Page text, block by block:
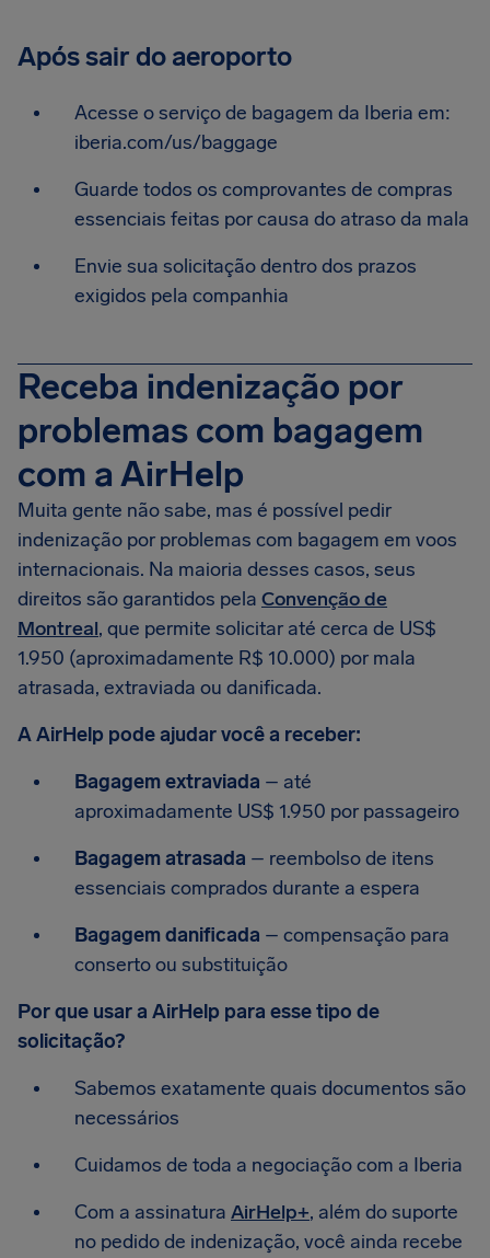
Após sair do aeroporto
Acesse o serviço de bagagem da Iberia em:
iberia.com/us/baggage
Guarde todos os comprovantes de compras
essenciais feitas por causa do atraso da mala
Envie sua solicitação dentro dos prazos
exigidos pela companhia
Receba indenização por
problemas com bagagem
com a AirHelp
Muita gente não sabe, mas é possível pedir
indenização por problemas com bagagem em voos
internacionais. Na maioria desses casos, seus
direitos são garantidos pela Convenção de
Montreal, que permite solicitar até cerca de US$
1.950 (aproximadamente R$ 10.000) por mala
atrasada, extraviada ou danificada.
A AirHelp pode ajudar você a receber:
Bagagem extraviada – até
aproximadamente US$ 1.950 por passageiro
Bagagem atrasada – reembolso de itens
essenciais comprados durante a espera
Bagagem danificada – compensação para
conserto ou substituição
Por que usar a AirHelp para esse tipo de
solicitação?
Sabemos exatamente quais documentos são
necessários
Cuidamos de toda a negociação com a Iberia
Com a assinatura AirHelp+, além do suporte
no pedido de indenização, você ainda recebe